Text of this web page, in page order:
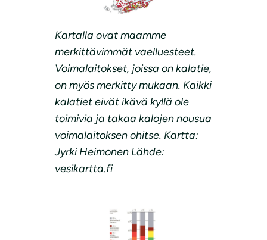
Kartalla ovat maamme
merkittävimmät vaelluesteet.
Voimalaitokset, joissa on kalatie,
on myös merkitty mukaan. Kaikki
kalatiet eivät ikävä kyllä ole
toimivia ja takaa kalojen nousua
voimalaitoksen ohitse. Kartta:
Jyrki Heimonen Lähde:
vesikartta.fi